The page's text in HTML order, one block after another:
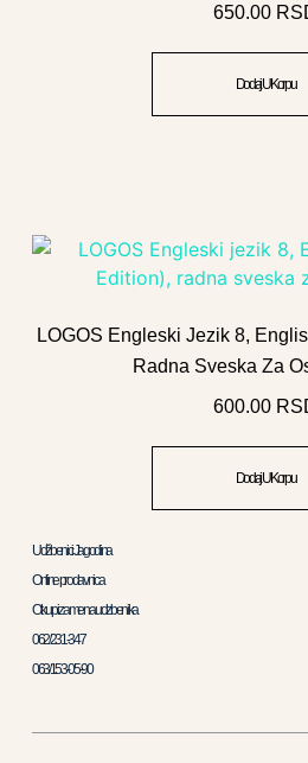
650.00
Dodaj U Korpu
LOGOS Engleski Jezik 8,
Radna Sveska Za
600.00
Dodaj U Korpu
Udžbenici Jagodina
Online prodavnica
Otkup i zamena udzbenika
062/231-347
063/153-05-90